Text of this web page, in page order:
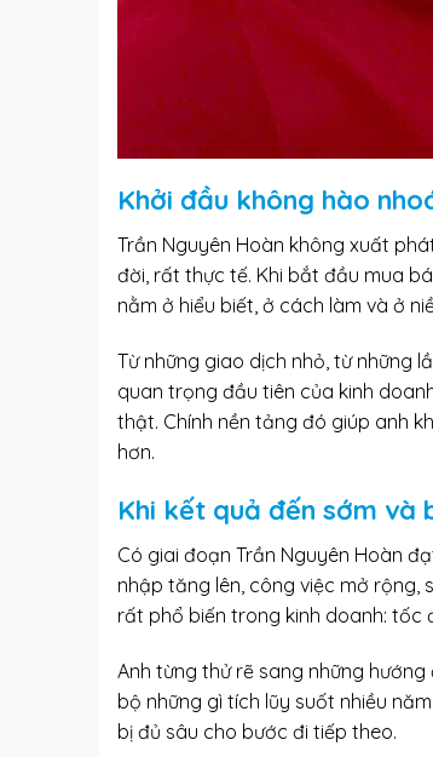
Khởi đầu không hào
Trần Nguyên Hoàn không xuất
đời, rất thực tế. Khi bắt đầu mua
nằm ở hiểu biết, ở cách làm và ở
Từ những giao dịch nhỏ, từ những
quan trọng đầu tiên của kinh
thật. Chính nền tảng đó giúp anh
hơn.
Khi kết quả đến sớm và
Có giai đoạn Trần Nguyên Hoàn
nhập tăng lên, công việc mở rộng,
rất phổ biến trong kinh doanh: tốc
Anh từng thử rẽ sang những
bộ những gì tích lũy suốt nhiều
bị đủ sâu cho bước đi tiếp theo.